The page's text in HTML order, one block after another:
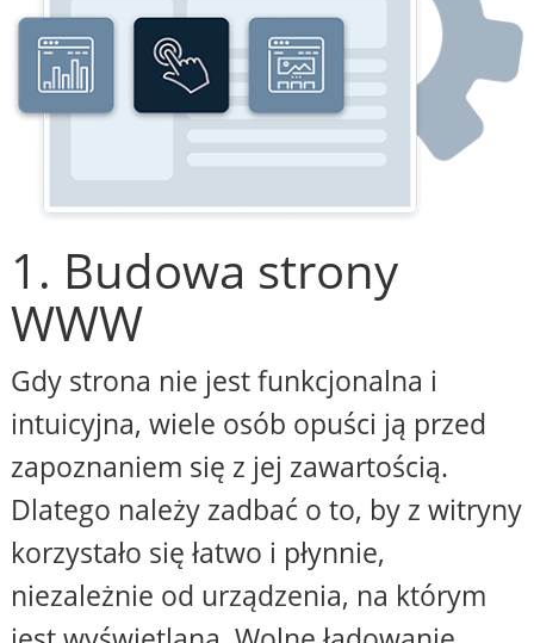
1. Budowa strony
WWW
Gdy strona nie jest funkcjonalna i
intuicyjna, wiele osób opuści ją przed
zapoznaniem się z jej zawartością.
Dlatego należy zadbać o to, by z witryny
korzystało się łatwo i płynnie,
niezależnie od urządzenia, na którym